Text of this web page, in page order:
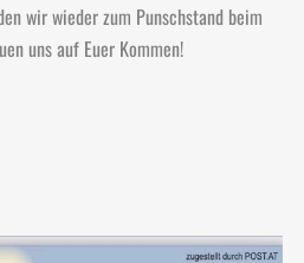
wir wieder zum Punschstand beim
uns auf Euer Kommen!